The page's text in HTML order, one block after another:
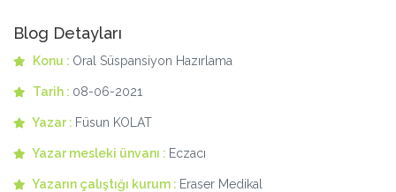
Blog Detayları
Konu : Oral Süspansiyon Hazırlama
Tarih : 08-06-2021
Yazar : Füsun KOLAT
Yazar mesleki ünvanı : Eczacı
Yazarın çalıştığı kurum : Eraser Medikal